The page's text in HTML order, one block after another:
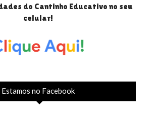
do Cantinho Educativo no seu
celular!
Estamos no Facebook